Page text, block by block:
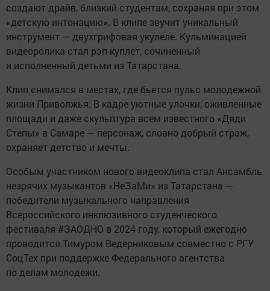
создают драйв, близкий студентам, сохраняя при этом
«детскую интонацию». В клипе звучит уникальный
инструмент — двухгрифовая укулеле. Кульминацией
видеоролика стал рэп-куплет, сочиненный
и исполненный детьми из Татарстана.
Клип снимался в местах, где бьется пульс молодежной
жизни Приволжья. В кадре уютные улочки, оживленные
площади и даже скульптура всем известного «Дяди
Степы» в Самаре — персонаж, словно добрый страж,
охраняет детство и мечты.
Особым участником нового видеоклипа стал Ансамбль
незрячих музыкантов «НеЗаМи» из Татарстана —
победители музыкального направления
Всероссийского инклюзивного студенческого
фестиваля #ЗАОДНО в 2024 году, который ежегодно
проводится Тимуром Ведерниковым совместно с РГУ
СоцТех при поддержке Федерального агентства
по делам молодежи.